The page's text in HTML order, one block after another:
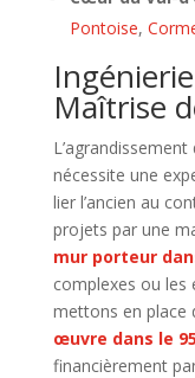
Pontoise,
Maîtrise
L’agrandissement
nécessite une
lier l’ancien au
projets par une
mur porteur
complexes ou
mettons en place
œuvre dans le 95
financièrement